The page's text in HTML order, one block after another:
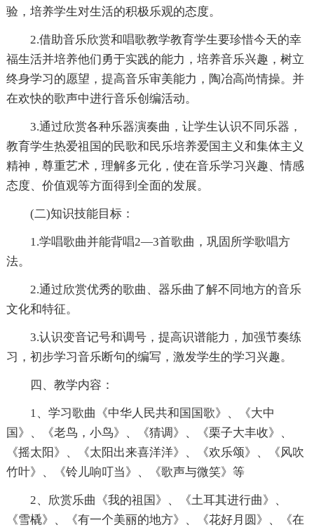
验，培养学生对生活的积极乐观的态度。
2.借助音乐欣赏和唱歌教学教育学生要珍惜今天的幸
福生活并培养他们勇于实践的能力，培养音乐兴趣，树立
终身学习的愿望，提高音乐审美能力，陶冶高尚情操。并
在欢快的歌声中进行音乐创编活动。
3.通过欣赏各种乐器演奏曲，让学生认识不同乐器，
教育学生热爱祖国的民歌和民乐培养爱国主义和集体主义
精神，尊重艺术，理解多元化，使在音乐学习兴趣、情感
态度、价值观等方面得到全面的发展。
(二)知识技能目标：
1.学唱歌曲并能背唱2—3首歌曲，巩固所学歌唱方
法。
2.通过欣赏优秀的歌曲、器乐曲了解不同地方的音乐
文化和特征。
3.认识变音记号和调号，提高识谱能力，加强节奏练
习，初步学习音乐断句的编写，激发学生的学习兴趣。
四、教学内容：
1、学习歌曲《中华人民共和国国歌》、《大中
国》、《老鸟，小鸟》、《猜调》、《栗子大丰收》、
《摇太阳》、《太阳出来喜洋洋》、《欢乐颂》、《风吹
竹叶》、《铃儿响叮当》、《歌声与微笑》等
2、欣赏乐曲《我的祖国》、《土耳其进行曲》、
《雪橇》、《有一个美丽的地方》、《花好月圆》、《在